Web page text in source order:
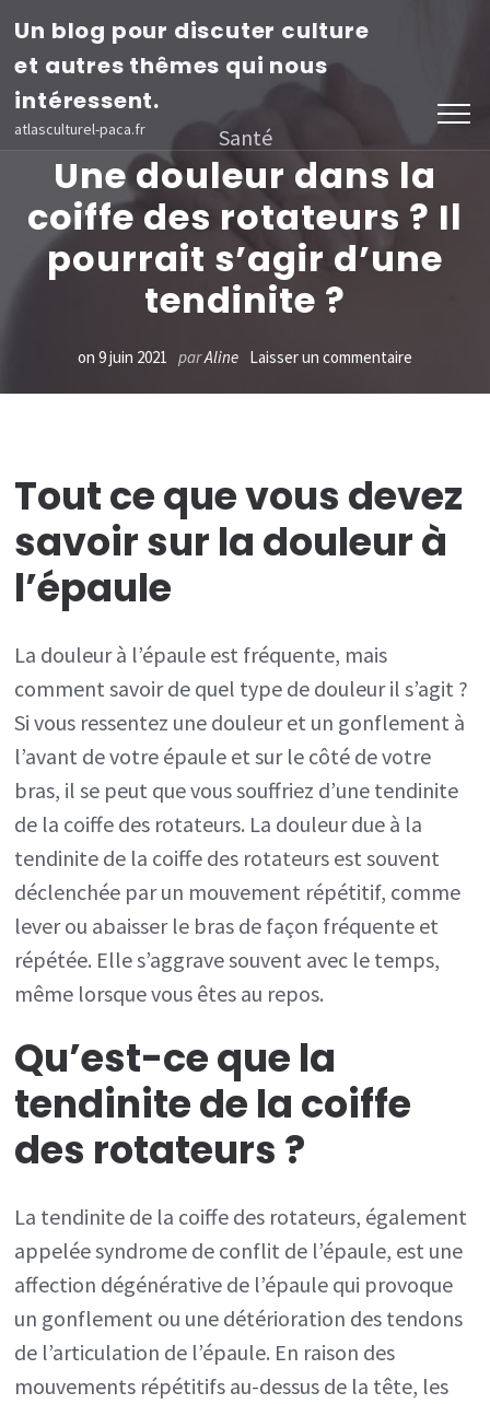
Aller
contenu
(Pressez
Entrée)
Un blog pour discuter culture
et autres thêmes qui nous
intéressent.
atlasculturel-paca.fr Santé
Une douleur dans la
coiffe des rotateurs ? Il
pourrait s’agir d’une
tendinite ?
on 9 juin 2021 parAline Laisser un commentaire
Une
la
coiffe
pourrait
Tout ce que vous devez
savoir sur la douleur à
l’épaule
La douleur à l’épaule est fréquente, mais
comment savoir de quel type de douleur il s’agit ?
Si vous ressentez une douleur et un gonflement à
l’avant de votre épaule et sur le côté de votre
bras, il se peut que vous souffriez d’une tendinite
de la coiffe des rotateurs. La douleur due à la
tendinite de la coiffe des rotateurs est souvent
déclenchée par un mouvement répétitif, comme
lever ou abaisser le bras de façon fréquente et
répétée. Elle s’aggrave souvent avec le temps,
même lorsque vous êtes au repos.
Qu’est-ce que la
tendinite de la coiffe
des rotateurs ?
La tendinite de la coiffe des rotateurs, également
appelée syndrome de conflit de l’épaule, est une
affection dégénérative de l’épaule qui provoque
un gonflement ou une détérioration des tendons
de l’articulation de l’épaule. En raison des
mouvements répétitifs au-dessus de la tête, les